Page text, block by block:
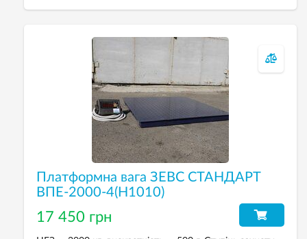
ЗЕВС СТАНДАРТ ВПЕ-1000-4 (H1010) забезпечує точне
Платформна вага ЗЕВС СТАНДАРТ
ВПЕ-2000-4(H1010)
17 450 грн